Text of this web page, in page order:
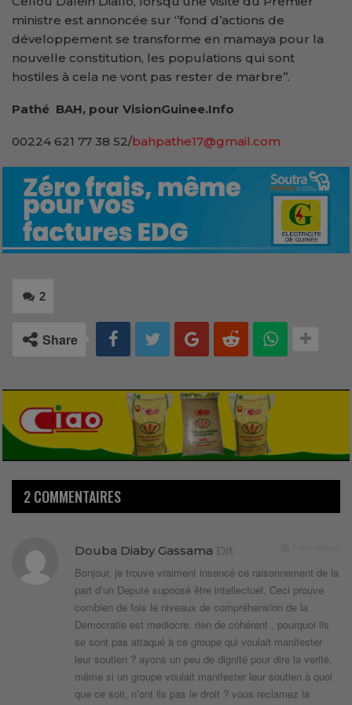
ministre est annoncée sur ‘’fond d’actions de
développement se transforme en mamaya pour la
nouvelle constitution, les populations qui sont
hostiles à cela ne vont pas rester de marbre’’.
Pathé BAH, pour VisionGuinee.Info
00224 621 77 38 52/bahpathe17@gmail.com
2
Share
2 COMMENTAIRES
Douba Diaby Gassama Dit
Bonjour, je trouve vraiment insencé ce raisonnement de la
part d’un Deputé supoosé être intellectuel. Ceci prouve
combien de fois le niveaux de compréhension de la
Democratie est mediocre. rien de cohérent , pourquoi ils
se sont pas attaqué à ce groupe qui voulait manifester
leur soutien ? ayons un peu de dignité pour dire la verité.
même si un groupe voulait manifester leur soutien à quoi
que ce soit, n’ont ils pas le droit ? vous reclamez la